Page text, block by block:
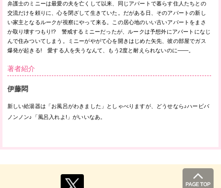
弁護士のミニーは最愛の夫を亡くして以来、同じアパートで暮らす住人たちとの
交流だけを頼りに、心を閉ざして生きていた。だがある日、そのアパートの新し
い家主となるルークが視察にやって来る。この居心地のいい古いアパートをまさ
か取り壊すつもり!? 警戒するミニーだったが、ルークは予想外にアパートになじ
んで住みついてしまう。ミニーがやがて心を開きはじめた矢先、彼の部屋でガス
爆発が起きる! 愛する人を失うなんて、もう2度と耐えられないのに——。
著者紹介
伊藤悶
新しい給湯器は「お風呂がわきました」としゃべりますが、どうせなら♪ハービバ
ノンノン♪「風呂入れよ!」がいいなあ。